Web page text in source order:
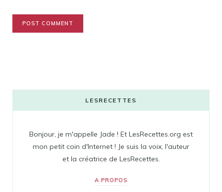
LESRECETTES
Bonjour, je m'appelle Jade ! Et LesRecettes.org est
mon petit coin d'Internet ! Je suis la voix, l'auteur
et la créatrice de LesRecettes.
A PROPOS